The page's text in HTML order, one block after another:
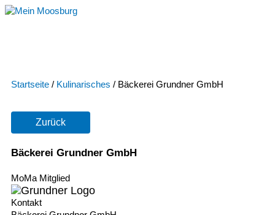
Zum
Inhalt
Startseite / Kulinarisches / Bäckerei Grundner GmbH
Bäckerei Grundner GmbH
Zurück
MoMa Mitglied
Kontakt